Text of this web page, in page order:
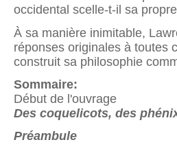
occidental scelle-t-il sa
À sa manière inimitable,
réponses originales à toutes
construit sa philosophie
Sommaire:
Début de l'ouvrage
Des coquelicots, des
Préambule